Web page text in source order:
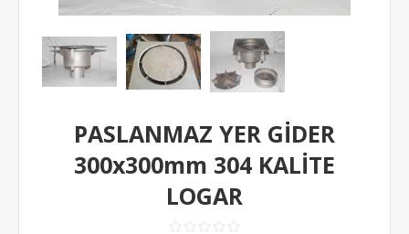
PASLANMAZ YER GİDER
300x300mm 304 KALİTE
LOGAR